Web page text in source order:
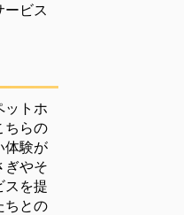
ービス
ットホ
ちらの
体験が
ぎやそ
スを提
ちとの